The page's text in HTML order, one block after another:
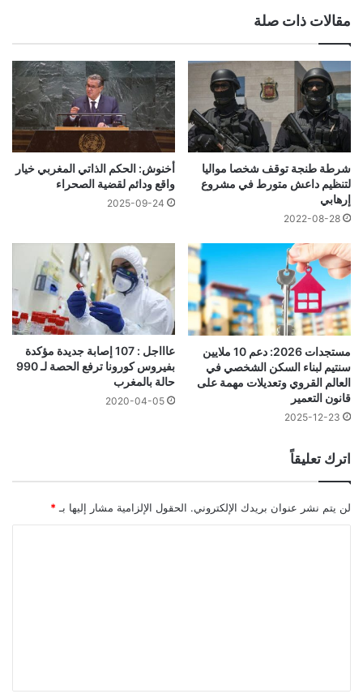
مقالات ذات صلة
شرطة طنجة توقف شخصا مواليا
لتنظيم داعش متورط في مشروع
إرهابي
2022-08-28
أخنوش: الحكم الذاتي المغربي خيار
واقع ودائم لقضية الصحراء
2025-09-24
مستجدات 2026: دعم 10 ملايين
سنتيم لبناء السكن الشخصي في
العالم القروي وتعديلات مهمة على
قانون التعمير
2025-12-23
عاااجل : 107 إصابة جديدة مؤكدة
بفيروس كورونا ترفع الحصة لـ 990
حالة بالمغرب
2020-04-05
اترك تعليقاً
لن يتم نشر عنوان بريدك الإلكتروني. الحقول الإلزامية مشار إليها بـ *